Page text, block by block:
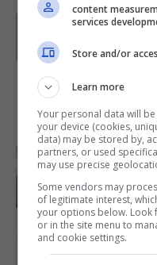
Parole diGIeGI
2013, spaziando
IN
content
services
Store and/or
Learn more
Your personal data will
your device (cookies,
data) may be stored by,
partners, or used
may use precise
Some vendors may
of legitimate interest,
your options below. Look
or in the site menu to
and cookie settings.